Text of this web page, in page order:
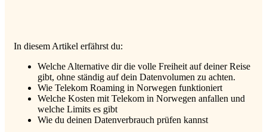
In diesem Artikel erfährst du:
Welche Alternative dir die volle Freiheit auf deiner Reise
gibt, ohne ständig auf dein Datenvolumen zu achten.
Wie Telekom Roaming in Norwegen funktioniert
Welche Kosten mit Telekom in Norwegen anfallen und
welche Limits es gibt
Wie du deinen Datenverbrauch prüfen kannst